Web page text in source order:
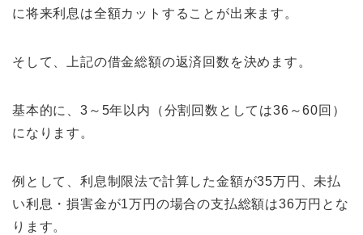
に将来利息は全額カットすることが出来ます。
そして、上記の借金総額の返済回数を決めます。
基本的に、3～5年以内（分割回数としては36～60回）
になります。
例として、利息制限法で計算した金額が35万円、未払
い利息・損害金が1万円の場合の支払総額は36万円とな
ります。